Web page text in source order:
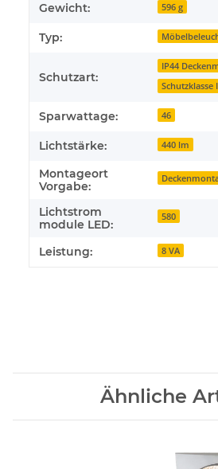
Gewicht: 596 g
Typ:
Schutzart:
IP44
Schutzklasse
Sparwattage: 46
Lichtstärke: 440 lm
Montageort
Vorgabe:
Lichtstrom
module LED:
580
Leistung: 8 VA
Ähnliche